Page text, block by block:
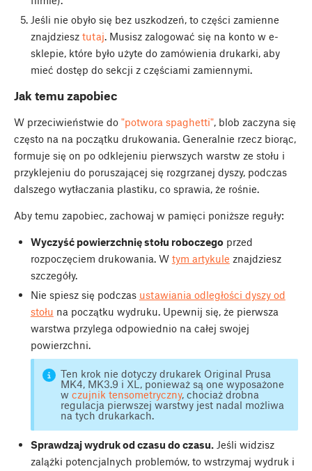
Jeśli nie obyło się bez uszkodzeń, to części zamienne
znajdziesz tutaj. Musisz zalogować się na konto w e-
sklepie, które było użyte do zamówienia drukarki, aby
mieć dostęp do sekcji z częściami zamiennymi.
Jak temu zapobiec
W przeciwieństwie do "potwora spaghetti", blob zaczyna się
często na na początku drukowania. Generalnie rzecz biorąc,
formuje się on po odklejeniu pierwszych warstw ze stołu i
przyklejeniu do poruszającej się rozgrzanej dyszy, podczas
dalszego wytłaczania plastiku, co sprawia, że rośnie.
Aby temu zapobiec, zachowaj w pamięci poniższe reguły:
Wyczyść powierzchnię stołu roboczego przed
rozpoczęciem drukowania. W tym artykule znajdziesz
szczegóły.
Nie spiesz się podczas ustawiania odległości dyszy od
stołu na początku wydruku. Upewnij się, że pierwsza
warstwa przylega odpowiednio na całej swojej
powierzchni.
Ten krok nie dotyczy drukarek Original Prusa
MK4, MK3.9 i XL, ponieważ są one wyposażone
wczujnik tensometryczny, chociaż drobna
regulacja pierwszej warstwy jest nadal możliwa
na tych drukarkach.
Sprawdzaj wydruk od czasu do czasu.Jeśli widzisz
zalążki potencjalnych problemów, to wstrzymaj wydruk i